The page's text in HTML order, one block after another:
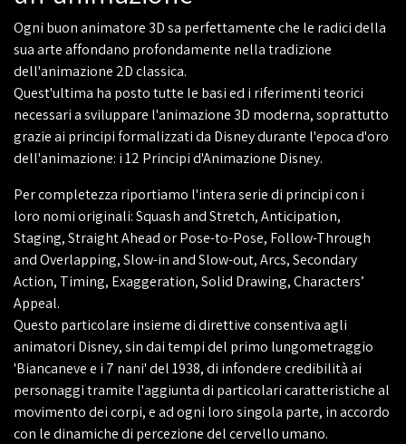
Ogni buon animatore 3D sa perfettamente che le radici della
sua arte affondano profondamente nella tradizione
dell'animazione 2D classica.
Quest'ultima ha posto tutte le basi ed i riferimenti teorici
necessari a sviluppare l'animazione 3D moderna, soprattutto
grazie ai principi formalizzati da Disney durante l'epoca d'oro
dell'animazione: i 12 Principi d'Animazione Disney.
Per completezza riportiamo l'intera serie di principi con i
loro nomi originali: Squash and Stretch, Anticipation,
Staging, Straight Ahead or Pose-to-Pose, Follow-Through
and Overlapping, Slow-in and Slow-out, Arcs, Secondary
Action, Timing, Exaggeration, Solid Drawing, Characters’
Appeal.
Questo particolare insieme di direttive consentiva agli
animatori Disney, sin dai tempi del primo lungometraggio
'Biancaneve e i 7 nani' del 1938, di infondere credibilità ai
personaggi tramite l'aggiunta di particolari caratteristiche al
movimento dei corpi, e ad ogni loro singola parte, in accordo
con le dinamiche di percezione del cervello umano.